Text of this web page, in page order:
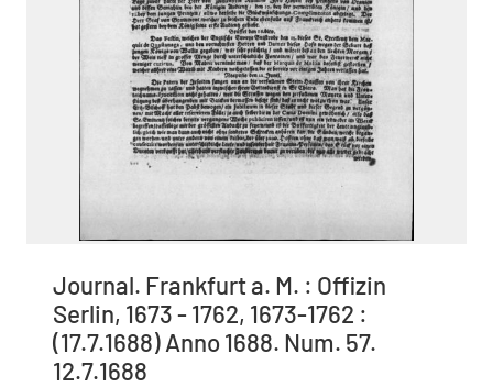
Journal. Frankfurt a. M. : Offizin
Serlin, 1673 - 1762, 1673-1762 :
(17.7.1688) Anno 1688. Num. 57.
12.7.1688